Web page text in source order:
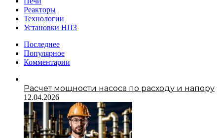
Реакторы
Технологии
Установки НПЗ
Последнее
Популярное
Комментарии
Расчет мощности насоса по расходу и напору
12.04.2026